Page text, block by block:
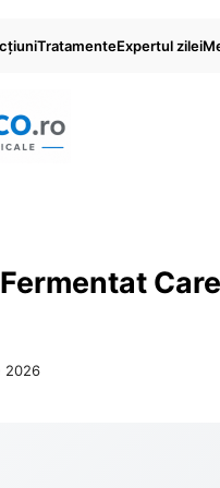
TratamenteExpertul zilei
2026